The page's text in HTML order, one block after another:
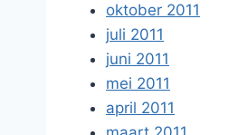
oktober 2011
juli 2011
juni 2011
mei 2011
april 2011